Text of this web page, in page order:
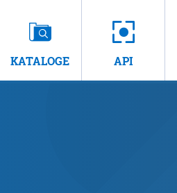
KATALOGE API